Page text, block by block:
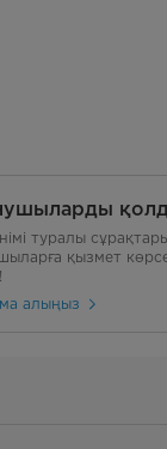
туралы
қызмет
алыңыз